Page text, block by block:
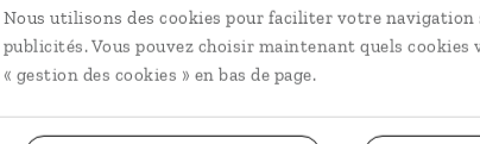
Nous utilisons des cookies pour faciliter votre
publicités. Vous pouvez choisir maintenant quels
« gestion des cookies » en bas de page.
La Fiat 500, l'automobile